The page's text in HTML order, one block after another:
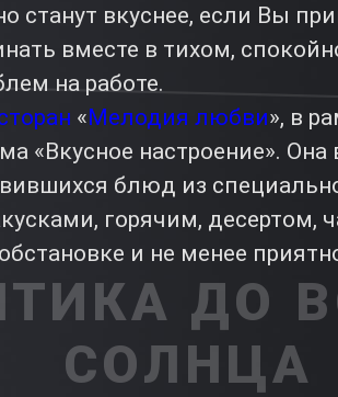
станут вкуснее, если Вы
вместе в тихом,
на работе.
«Мелодия любви», в
«Вкусное настроение».
блюд из
горячим, десертом,
и не менее
ДО
СОЛНЦА